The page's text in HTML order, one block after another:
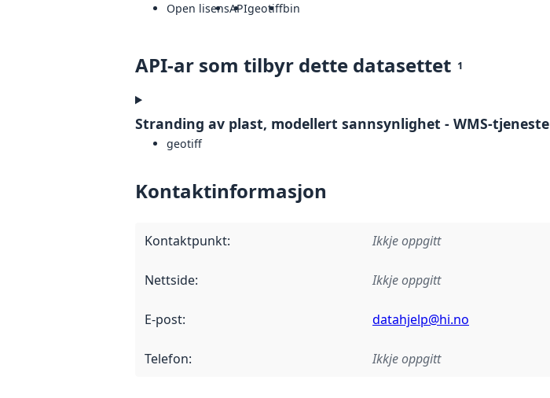
Open lisensAPIgeotiffbin
API-ar som tilbyr dette datasettet 1
Stranding av plast, modellert sannsynlighet - WMS-tjeneste
geotiff
Kontaktinformasjon
Kontaktpunkt: Ikkje oppgitt
Nettside: Ikkje oppgitt
E-post: datahjelp@hi.no
Telefon: Ikkje oppgitt